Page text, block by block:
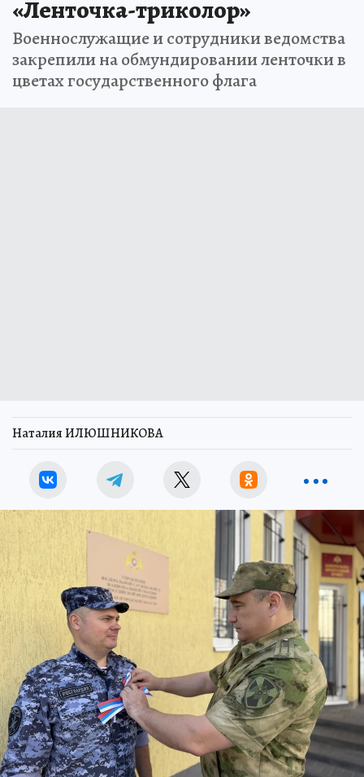
«Ленточка-триколор»
Военнослужащие и сотрудники ведомства
закрепили на обмундировании ленточки в
цветах государственного флага
Наталия ИЛЮШНИКОВА